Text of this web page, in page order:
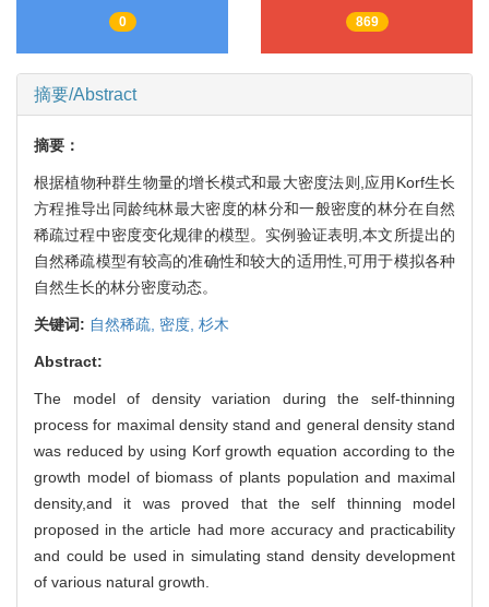
0 869
摘要/Abstract
摘要：
根据植物种群生物量的增长模式和最大密度法则,应用Korf生长
方程推导出同龄纯林最大密度的林分和一般密度的林分在自然
稀疏过程中密度变化规律的模型。实例验证表明,本文所提出的
自然稀疏模型有较高的准确性和较大的适用性,可用于模拟各种
自然生长的林分密度动态。
关键词: 自然稀疏, 密度, 杉木
Abstract:
The model of density variation during the self-thinning
process for maximal density stand and general density stand
was reduced by using Korf growth equation according to the
growth model of biomass of plants population and maximal
density,and it was proved that the self thinning model
proposed in the article had more accuracy and practicability
and could be used in simulating stand density development
of various natural growth.